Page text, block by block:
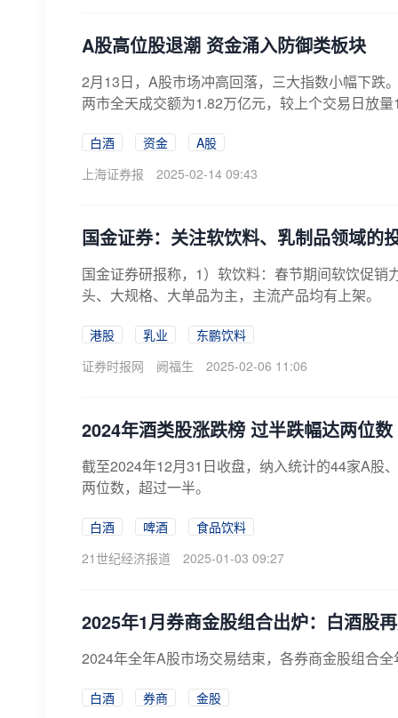
A股高位股退潮 资金涌入防御类板块
​2月13日，A股市场冲高回落，三大指数小幅下跌
两市全天成交额为1.82万亿元，较上个交易日放
白酒 资金
A股
上海证券报
2025-02-14 09:43
国金证券：关注软饮料、乳制品领域的
国金证券研报称，1）软饮料：春节期间软饮促
头、大规格、大单品为主，主流产品均有上架。
港股 乳业
东鹏饮料
证券时报网
阙福生 2025-02-06 11:06
2024年酒类股涨跌榜 过半跌幅达两位
截至2024年12月31日收盘，纳入统计的44家A股
两位数，超过一半。
白酒 啤酒
食品饮料
21世纪经济报道
2025-01-03 09:27
2025年1月券商金股组合出炉：白酒股
​2024年全年A股市场交易结束，各券商金股组合
白酒 券商
金股